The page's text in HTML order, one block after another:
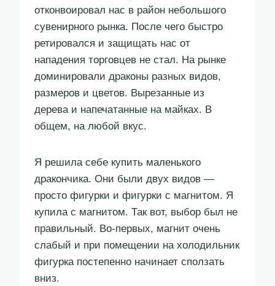
отконвоировал нас в район небольшого
сувенирного рынка. После чего быстро
ретировался и защищать нас от
нападения торговцев не стал. На рынке
доминировали драконы разных видов,
размеров и цветов. Вырезанные из
дерева и напечатанные на майках. В
общем, на любой вкус.
Я решила себе купить маленького
дракончика. Они были двух видов —
просто фигурки и фигурки с магнитом. Я
купила с магнитом. Так вот, выбор был не
правильный. Во-первых, магнит очень
слабый и при помещении на холодильник
фигурка постепенно начинает сползать
вниз.